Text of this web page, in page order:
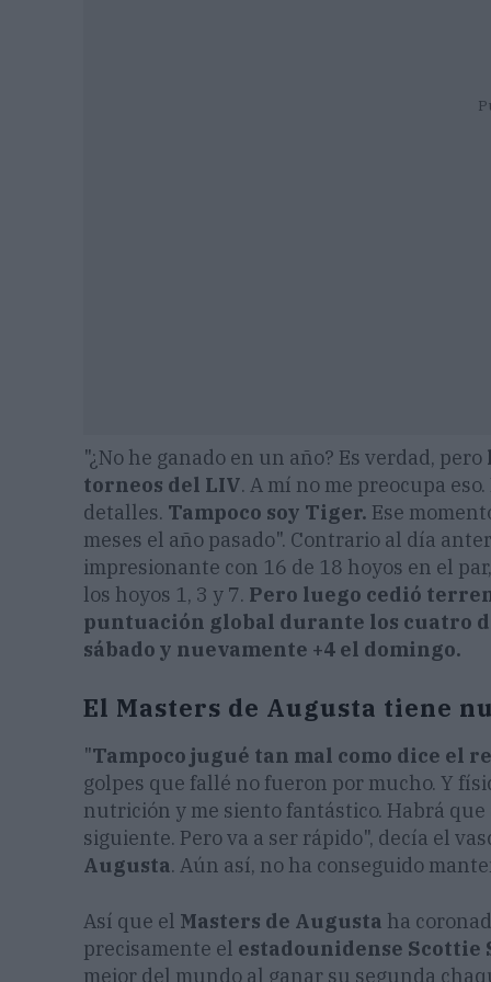
"¿No he ganado en un año? Es verdad, pero
torneos del LIV. A mí no me preocupa
detalles. Tampoco soy Tiger. Ese
meses el año pasado". Contrario al día
impresionante con 16 de 18 hoyos en el
los hoyos 1, 3 y 7. Pero luego cedió
puntuación global durante los cuatro
sábado y nuevamente +4 el domingo.
El Masters de Augusta tiene
"Tampoco jugué tan mal como dice el
golpes que fallé no fueron por mucho. Y
nutrición y me siento fantástico. Habrá
siguiente. Pero va a ser rápido", decía el
Augusta. Aún así, no ha conseguido
Así que el Masters de Augusta ha
precisamente el estadounidense Scottie
mejor del mundo al ganar su segunda